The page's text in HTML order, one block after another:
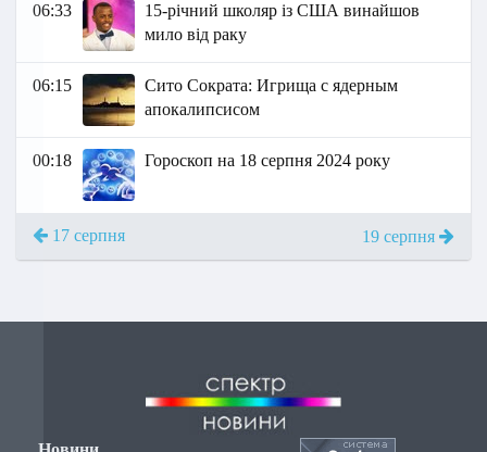
06:33
15-річний школяр із США винайшов
мило від раку
06:15
Сито Сократа: Игрища с ядерным
апокалипсисом
00:18 Гороскоп на 18 серпня 2024 року
17 серпня 19 серпня